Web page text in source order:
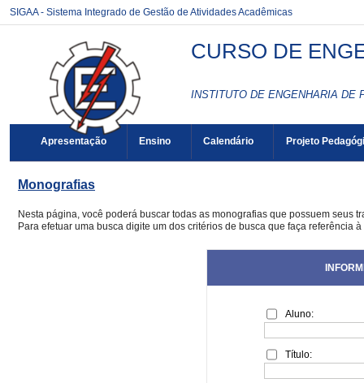
SIGAA - Sistema Integrado de Gestão de Atividades Acadêmicas
CURSO DE
INSTITUTO DE ENGENHARIA DE
Apresentação Ensino Calendário Projeto
Monografias
Nesta página, você poderá buscar todas as monografias que possuem seus
Para efetuar uma busca digite um dos critérios de busca que faça referência
Aluno:
Título: